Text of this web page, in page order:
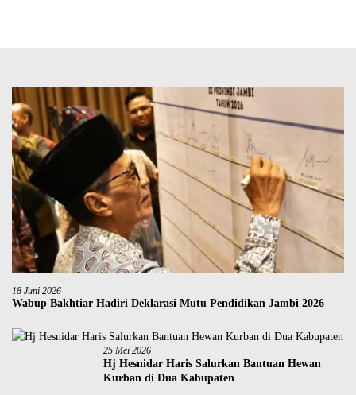
18 Juni 2026
Wabup Bakhtiar Hadiri Deklarasi Mutu Pendidikan Jambi 2026
25 Mei 2026
Hj Hesnidar Haris Salurkan Bantuan Hewan
Kurban di Dua Kabupaten